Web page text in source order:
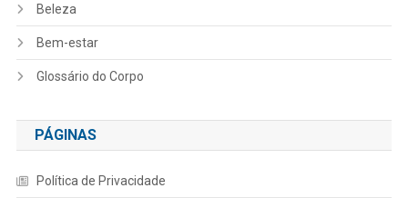
Beleza
Bem-estar
Glossário do Corpo
PÁGINAS
Política de Privacidade